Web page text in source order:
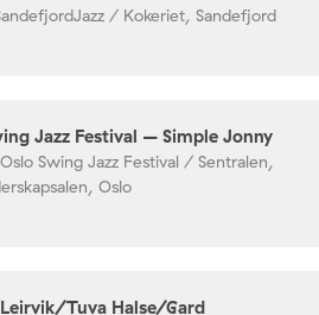
/ Kokeriet, Sandefjord
Jazz Festival – Simple Jonny
Oslo Swing Jazz Festival / Sentralen,
Oslo
Tuva Halse/Gard